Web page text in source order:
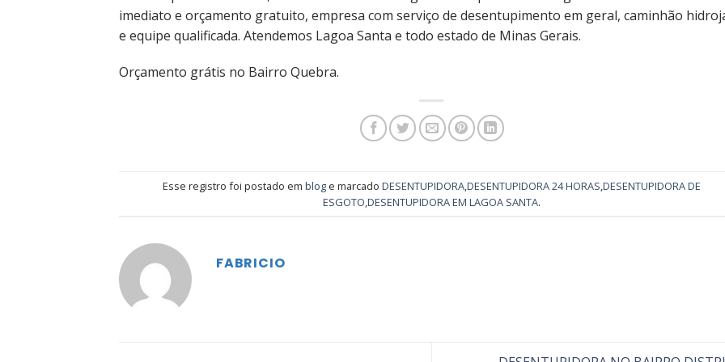
imediato e orçamento gratuito, empresa com serviço de desentupimento em geral, caminhão
e equipe qualificada. Atendemos Lagoa Santa e todo estado de Minas Gerais.
Orçamento grátis no Bairro Quebra.
Esse registro foi postado em bloge marcado DESENTUPIDORA,DESENTUPIDORA 24 HORAS,DESENTUPIDORA DE
ESGOTO,DESENTUPIDORA EM LAGOA SANTA.
FABRICIO